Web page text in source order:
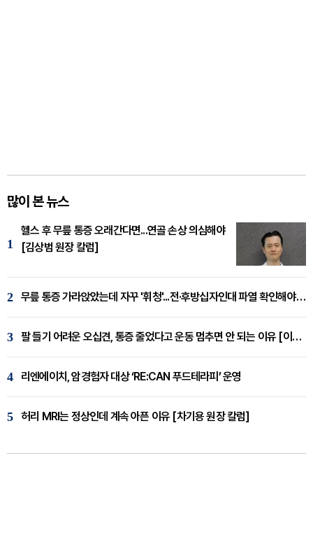
많이 본 뉴스
1
헬스 후 무릎 통증 오래간다면...연골 손상 의심해야
[김상범 원장 칼럼]
2 무릎 통증 가라앉았는데 자꾸 '휘청'...전·후방십자인대 파열 확인해야 [곽우경 원장 칼럼]
3 팔 들기 어려운 오십견, 통증 줄었다고 운동 멈추면 안 되는 이유 [이병욱 원장 칼럼]
4 리엔에이치, 암경험자 대상 ‘RE:CAN 푸드테라피’ 운영
5 허리 MRI는 정상인데 계속 아픈 이유 [차기용 원장 칼럼]